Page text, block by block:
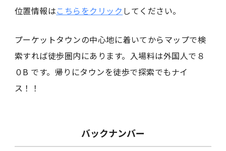
位置情報はこちらをクリック してください。
プーケットタウンの中心地に着いてからマップで検
索すれば徒歩圏内にあります。入場料は外国人で８
０B です。帰りにタウンを徒歩で探索でもナイ
ス！！
バックナンバー